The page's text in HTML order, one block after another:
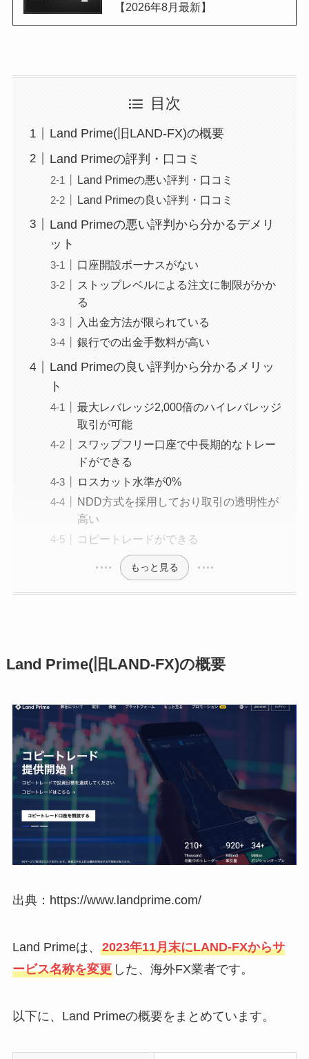
【2026年8月最新】
目次
Land Prime(旧LAND-FX)の概要
Land Primeの評判・口コミ
Land Primeの悪い評判・口コミ
Land Primeの良い評判・口コミ
Land Primeの悪い評判から分かるデメリ
ット
口座開設ボーナスがない
ストップレベルによる注文に制限がかか
る
入出金方法が限られている
銀行での出金手数料が高い
Land Primeの良い評判から分かるメリッ
ト
最大レバレッジ2,000倍のハイレバレッジ
取引が可能
スワップフリー口座で中長期的なトレー
ドができる
ロスカット水準が0%
NDD方式を採用しており取引の透明性が
高い
コピートレードができる
もっと見る
Land Prime(旧LAND-FX)の概要
出典：https://www.landprime.com/
Land Primeは、 2023年11月末にLAND-FXからサ
ービス名称を変更した、海外FX業者です。
以下に、Land Primeの概要をまとめています。